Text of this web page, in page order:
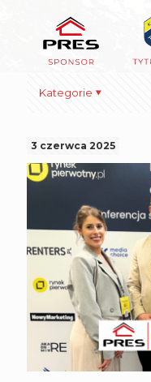
Kategorie
3 czerwca 2025